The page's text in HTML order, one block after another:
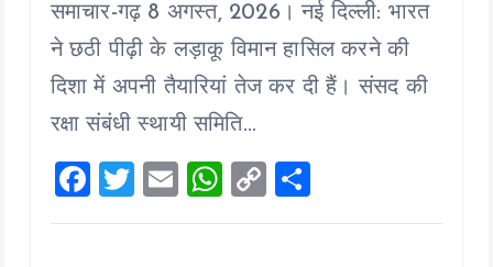
ce
b
o
o
k
tt
er
ai
l
at
s
A
p
p
p
y
Li
k
a
re
समाचार-गढ़ 8 अगस्त, 2026। नई दिल्ली: भारत
ने छठी पीढ़ी के लड़ाकू विमान हासिल करने की
दिशा में अपनी तैयारियां तेज कर दी हैं। संसद की
रक्षा संबंधी स्थायी समिति…
F
a
T
wi
E
m
W
h
C
o
h